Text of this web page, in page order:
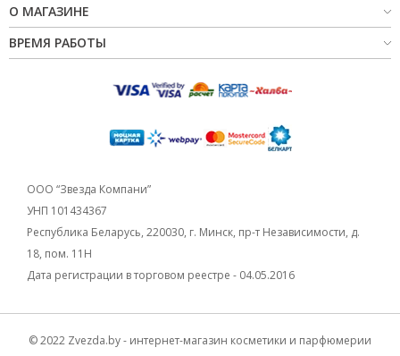
О МАГАЗИНЕ
ВРЕМЯ РАБОТЫ
ООО “Звезда Компани”
УНП 101434367
Республика Беларусь, 220030, г. Минск, пр-т Независимости, д.
18, пом. 11Н
Дата регистрации в торговом реестре - 04.05.2016
© 2022 Zvezda.by - интернет-магазин косметики и парфюмерии